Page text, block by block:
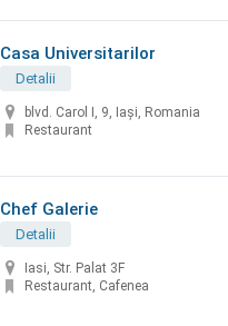
Casa Universitarilor
Detalii
blvd. Carol I, 9, Iași, Romania
Restaurant
Chef Galerie
Detalii
Iasi, Str. Palat 3F
Restaurant, Cafenea